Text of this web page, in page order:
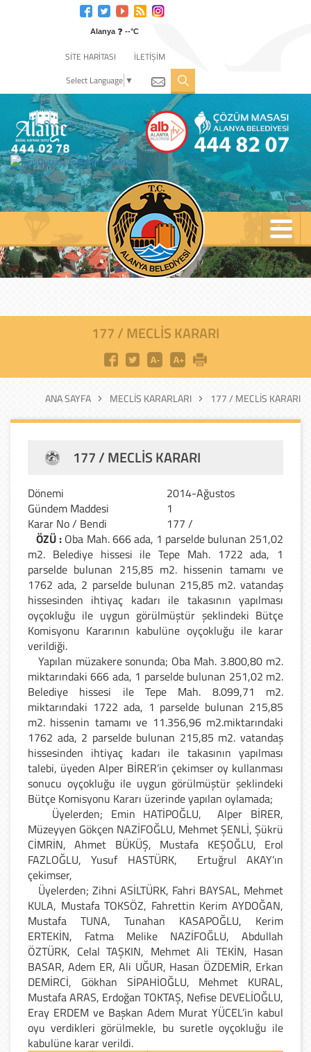
Alanya ❓ --°C
SİTE HARİTASI
İLETİŞİM
Select Language ▼
177 / MECLIS KARARI
ANA SAYFA MECLIS KARARLARI 177 / MECLIS KARARI
177 / MECLIS KARARI
Dönemi
2014-Ağustos
Gündem Maddesi
1
Karar No / Bendi
177 /
ÖZÜ : Oba Mah. 666 ada, 1 parselde bulunan 251,02
m2. Belediye hissesi ile Tepe Mah. 1722 ada, 1
parselde bulunan 215,85 m2. hissenin tamamı ve
1762 ada, 2 parselde bulunan 215,85 m2. vatandaş
hissesinden ihtiyaç kadarı ile takasının yapılması
oyçokluğu ile uygun görülmüştür şeklindeki Bütçe
Komisyonu Kararının kabulüne oyçokluğu ile karar
verildiği.
Yapılan müzakere sonunda; Oba Mah. 3.800,80 m2.
miktarındaki 666 ada, 1 parselde bulunan 251,02 m2.
Belediye hissesi ile Tepe Mah. 8.099,71 m2.
miktarındaki 1722 ada, 1 parselde bulunan 215,85
m2. hissenin tamamı ve 11.356,96 m2.miktarındaki
1762 ada, 2 parselde bulunan 215,85 m2. vatandaş
hissesinden ihtiyaç kadarı ile takasının yapılması
talebi, üyeden Alper BİRER’in çekimser oy kullanması
sonucu oyçokluğu ile uygun görülmüştür şeklindeki
Bütçe Komisyonu Kararı üzerinde yapılan oylamada;
Üyelerden; Emin HATİPOĞLU, Alper BİRER,
Müzeyyen Gökçen NAZİFOĞLU, Mehmet ŞENLİ, Şükrü
CİMRİN, Ahmet BÜKÜŞ, Mustafa KEŞOĞLU, Erol
FAZLOĞLU, Yusuf HASTÜRK, Ertuğrul AKAY’ın
çekimser,
Üyelerden; Zihni ASİLTÜRK, Fahri BAYSAL, Mehmet
KULA, Mustafa TOKSÖZ, Fahrettin Kerim AYDOĞAN,
Mustafa TUNA, Tunahan KASAPOĞLU, Kerim
ERTEKİN, Fatma Melike NAZİFOĞLU, Abdullah
ÖZTÜRK, Celal TAŞKIN, Mehmet Ali TEKİN, Hasan
BASAR, Adem ER, Ali UĞUR, Hasan ÖZDEMİR, Erkan
DEMİRCİ, Gökhan SİPAHİOĞLU, Mehmet KURAL,
Mustafa ARAS, Erdoğan TOKTAŞ, Nefise DEVELİOĞLU,
Eray ERDEM ve Başkan Adem Murat YÜCEL’in kabul
oyu verdikleri görülmekle, bu suretle oyçokluğu ile
kabulüne karar verildi.